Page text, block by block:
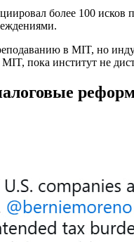
более 100
в MIT, но
пока институт не